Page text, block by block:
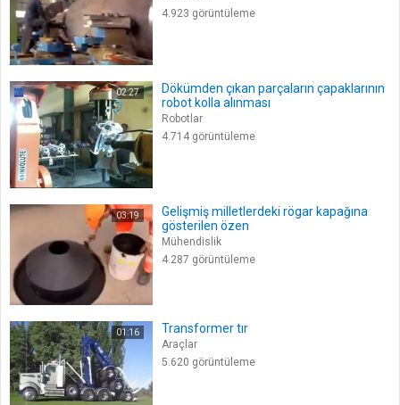
4.923 görüntüleme
02:27
Dökümden çıkan parçaların çapaklarının
robot kolla alınması
Robotlar
4.714 görüntüleme
03:19
Gelişmiş milletlerdeki rögar kapağına
gösterilen özen
Mühendislik
4.287 görüntüleme
01:16 Transformer tır
Araçlar
5.620 görüntüleme